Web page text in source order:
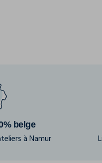
belge
à Namur